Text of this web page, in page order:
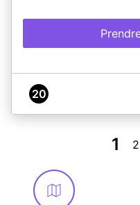
20
1 2